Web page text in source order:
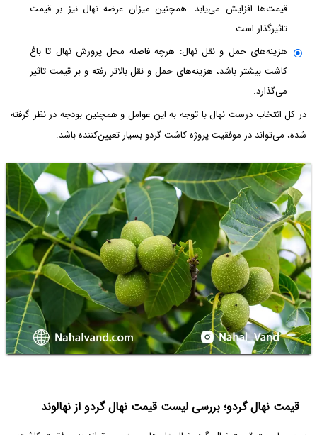
قیمت‌ها افزایش می‌یابد. همچنین میزان عرضه نهال نیز بر قیمت
تاثیرگذار است.
هزینه‌های حمل و نقل نهال: هرچه فاصله محل پرورش نهال تا باغ
کاشت بیشتر باشد، هزینه‌های حمل و نقل بالاتر رفته و بر قیمت تاثیر
می‌گذارد.
در کل انتخاب درست نهال با توجه به این عوامل و همچنین بودجه در نظر گرفته
شده، می‌تواند در موفقیت پروژه کاشت گردو بسیار تعیین‌کننده باشد.
قیمت‌ نهال گردو؛ بررسی لیست قیمت نهال گردو از نهالوند